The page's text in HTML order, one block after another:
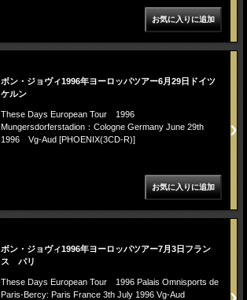
ボン・ジョヴィ1996年ヨーロッパツアー6月29日ドイツ
ケルン
These Days European Tour 1996
Mungersdorferstadion：Cologne Germany June 29th
1996 Vg-Aud [PHOENIX(3CD-R)]
ボン・ジョヴィ1996年ヨーロッパツアー7月3日フラン
ス パリ
These Days European Tour 1996 Palais Omnisports de
Paris-Bercy: Paris France 3th July 1996 Vg-Aud